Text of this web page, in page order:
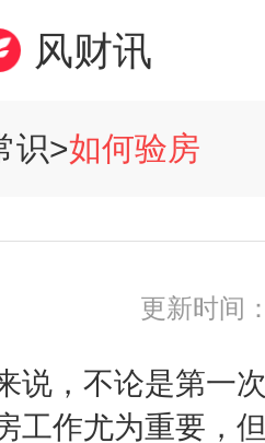
风财讯
识>如何验房
更新时间
说，不论是第一
工作尤为重要，